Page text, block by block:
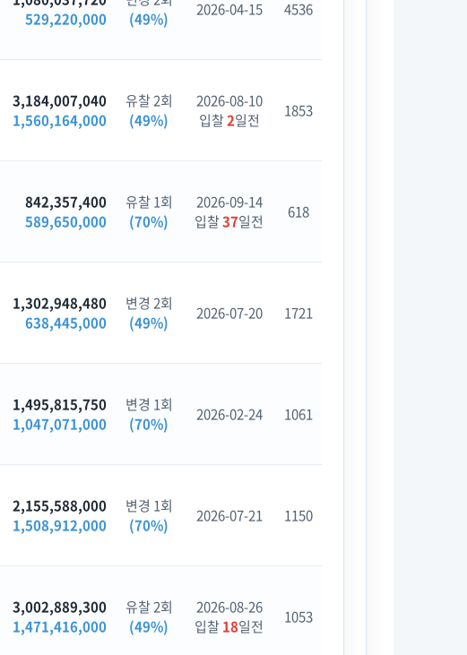
529,220,000
(49%)
2026-04-15 4536
3,184,007,040
1,560,164,000
유찰 2회
(49%)
2026-08-10
입찰2일전 1853
842,357,400
589,650,000
유찰 1회
(70%)
2026-09-14
입찰37일전 618
1,302,948,480
638,445,000
변경 2회
(49%)
2026-07-20 1721
1,495,815,750
1,047,071,000
변경 1회
(70%)
2026-02-24 1061
2,155,588,000
1,508,912,000
변경 1회
(70%)
2026-07-21 1150
3,002,889,300
1,471,416,000
유찰 2회
(49%)
2026-08-26
입찰18일전 1053